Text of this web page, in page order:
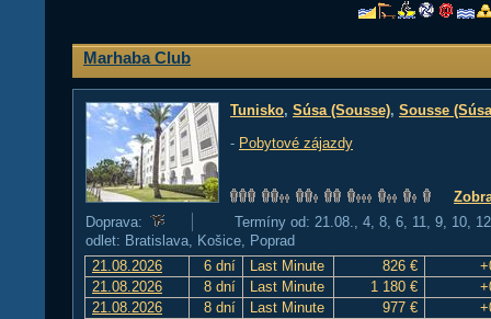
Marhaba Club
Tunisko, Súsa (Sousse), Sousse
- Pobytové zájazdy
Doprava:
Termíny od: 21.08., 4, 8, 6, 11, 9, 10,
odlet: Bratislava, Košice, Poprad
21.08.2026
6 dní Last Minute 826 €
21.08.2026
8 dní Last Minute 1 180 €
21.08.2026
8 dní Last Minute 977 €